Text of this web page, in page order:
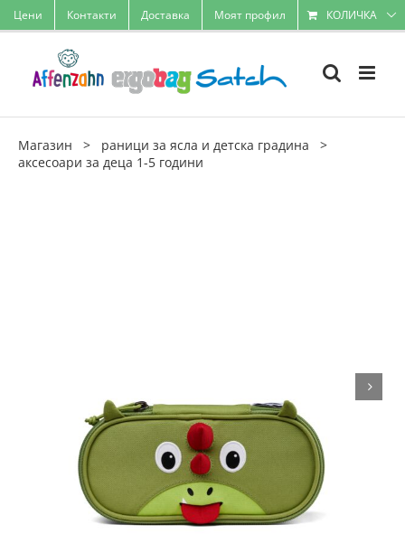
Skip
to
Цени Контакти Доставка Моят профил КОЛИЧКА
Магазин > раници за ясла и детска градина >
аксесоари за деца 1-5 години